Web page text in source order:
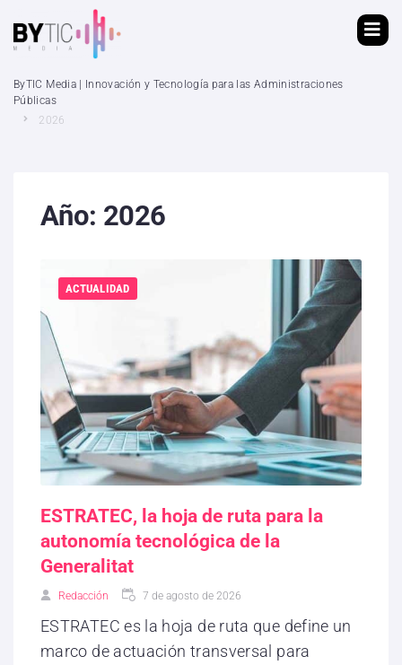
ByTIC Media | Innovación y Tecnología para las Administraciones
Públicas
2026
Año: 2026
ACTUALIDAD
ESTRATEC, la hoja de ruta para la
autonomía tecnológica de la
Generalitat
Redacción 7 de agosto de 2026
ESTRATEC es la hoja de ruta que define un
marco de actuación transversal para